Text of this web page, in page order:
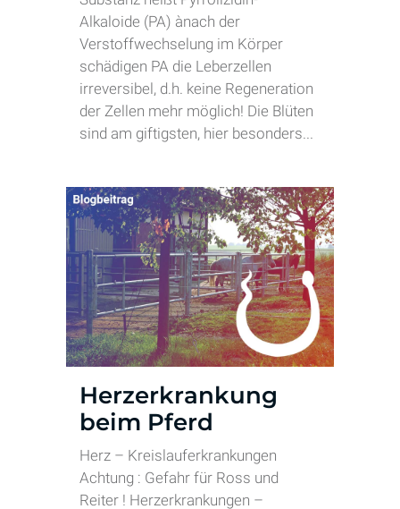
Alkaloide (PA) ànach der
Verstoffwechselung im Körper
schädigen PA die Leberzellen
irreversibel, d.h. keine Regeneration
der Zellen mehr möglich! Die Blüten
sind am giftigsten, hier besonders...
Herzerkrankung
beim Pferd
Herz – Kreislauferkrankungen
Achtung : Gefahr für Ross und
Reiter ! Herzerkrankungen –